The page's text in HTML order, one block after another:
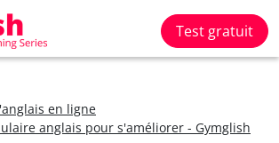
Test gratuit
en ligne
anglais pour s'améliorer - Gymglish